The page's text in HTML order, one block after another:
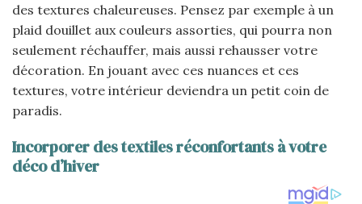
des textures chaleureuses. Pensez par exemple à un
plaid douillet aux couleurs assorties, qui pourra non
seulement réchauffer, mais aussi rehausser votre
décoration. En jouant avec ces nuances et ces
textures, votre intérieur deviendra un petit coin de
paradis.
Incorporer des textiles réconfortants à votre
déco d’hiver